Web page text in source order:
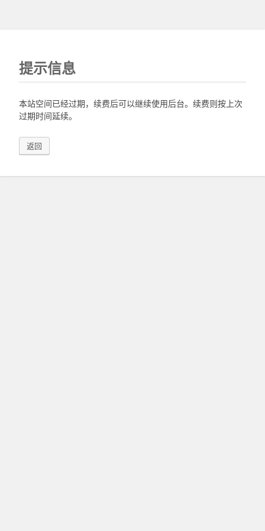
提示信息
本站空间已经过期，续费后可以继续使用后台。续费则按上次
过期时间延续。
返回